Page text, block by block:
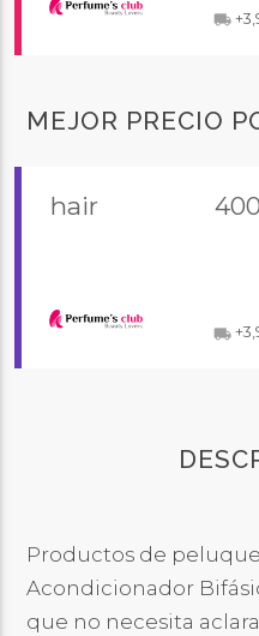
local_shipping
MEJOR PRECIO
hair
local_shipping
Productos de
Acondicionador
que no necesita